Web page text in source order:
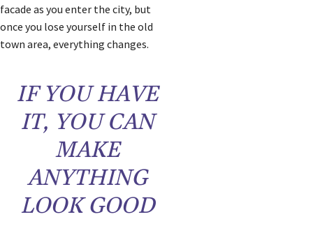
facade as you enter the city, but
once you lose yourself in the old
town area, everything changes.
IF YOU HAVE
IT, YOU CAN
MAKE
ANYTHING
LOOK GOOD